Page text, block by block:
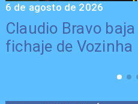
Claudio Bravo
fichaje de Vozinha
6 de agosto de 2026